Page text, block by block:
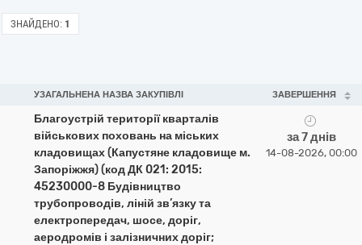
ЗНАЙДЕНО: 1
УЗАГАЛЬНЕНА НАЗВА ЗАКУПІВЛІ ЗАВЕРШЕННЯ
Благоустрій території кварталів
військових поховань на міських
кладовищах (Капустяне кладовище м.
Запоріжжя) (код ДК 021: 2015:
45230000-8 Будівництво
трубопроводів, ліній зв’язку та
електропередач, шосе, доріг,
аеродромів і залізничних доріг;
за 7 днів
14-08-2026, 00:00